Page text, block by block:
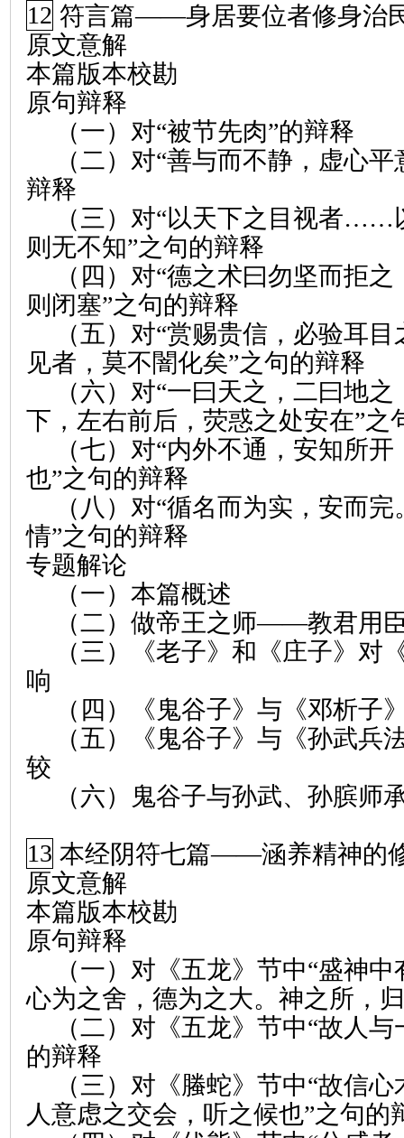
12 符言篇——身居要位者修身治
原文意解
本篇版本校勘
原句辩释
（一）对“被节先肉”的辩释
（二）对“善与而不静，虚心
辩释
（三）对“以天下之目视者……
则无不知”之句的辩释
（四）对“德之术曰勿坚而拒
则闭塞”之句的辩释
（五）对“赏赐贵信，必验耳
见者，莫不闇化矣”之句的辩释
（六）对“一曰天之，二曰地
下，左右前后，荧惑之处安在”之
（七）对“内外不通，安知所
也”之句的辩释
（八）对“循名而为实，安而
情”之句的辩释
专题解论
（一）本篇概述
（二）做帝王之师——教君用
（三）《老子》和《庄子》对
响
（四）《鬼谷子》与《邓析子
（五）《鬼谷子》与《孙武兵
较
（六）鬼谷子与孙武、孙膑师
13 本经阴符七篇——涵养精神的
原文意解
本篇版本校勘
原句辩释
（一）对《五龙》节中“盛神
心为之舍，德为之大。神之所，
（二）对《五龙》节中“故人
的辩释
（三）对《螣蛇》节中“故信
人意虑之交会，听之候也”之句的